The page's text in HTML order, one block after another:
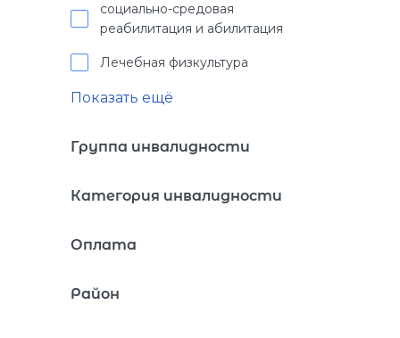
социально-средовая
реабилитация и абилитация
Лечебная физкультура
Показать ещё
Группа инвалидности
Категория инвалидности
Оплата
Район